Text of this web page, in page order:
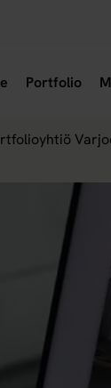
Avaa alavalikko
Portfolio